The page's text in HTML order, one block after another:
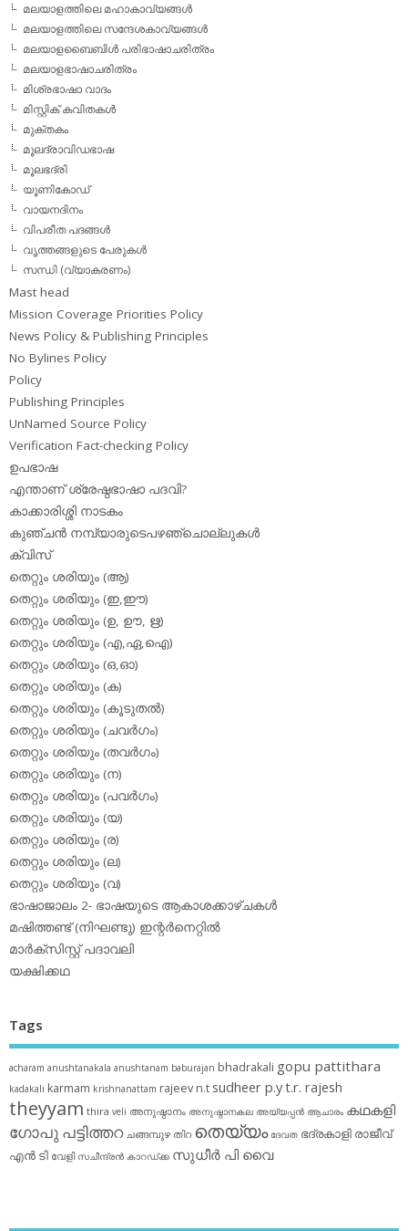
മലയാളത്തിലെ മഹാകാവ്യങ്ങള്‍
മലയാളത്തിലെ സന്ദേശകാവ്യങ്ങള്‍
മലയാളബൈബിള്‍ പരിഭാഷാചരിത്രം
മലയാളഭാഷാചരിത്രം
മിശ്രഭാഷാ വാദം
മിസ്റ്റിക് കവിതകള്‍
മുക്തകം
മൂലദ്രാവിഡഭാഷ
മൂലഭദ്രി
യൂണികോഡ്
വായനദിനം
വിപരീത പദങ്ങള്‍
വൃത്തങ്ങളുടെ പേരുകള്‍
സന്ധി (വ്യാകരണം)
Mast head
Mission Coverage Priorities Policy
News Policy & Publishing Principles
No Bylines Policy
Policy
Publishing Principles
UnNamed Source Policy
Verification Fact-checking Policy
ഉപഭാഷ
എന്താണ് ശ്രേഷ്ഠഭാഷാ പദവി?
കാക്കാരിശ്ശി നാടകം
കുഞ്ചന്‍ നമ്പ്യാരുടെപഴഞ്ചൊല്ലുകള്‍
ക്വിസ്
തെറ്റും ശരിയും (ആ)
തെറ്റും ശരിയും (ഇ,ഈ)
തെറ്റും ശരിയും (ഉ, ഊ, ഋ)
തെറ്റും ശരിയും (എ,ഏ,ഐ)
തെറ്റും ശരിയും (ഒ,ഓ)
തെറ്റും ശരിയും (ക)
തെറ്റും ശരിയും (കൂടുതല്‍)
തെറ്റും ശരിയും (ചവര്‍ഗം)
തെറ്റും ശരിയും (തവര്‍ഗം)
തെറ്റും ശരിയും (ന)
തെറ്റും ശരിയും (പവര്‍ഗം)
തെറ്റും ശരിയും (യ)
തെറ്റും ശരിയും (ര)
തെറ്റും ശരിയും (ല)
തെറ്റും ശരിയും (വ)
ഭാഷാജാലം 2- ഭാഷയുടെ ആകാശക്കാഴ്ചകള്‍
മഷിത്തണ്ട് (നിഘണ്ടു) ഇന്റര്‍നെറ്റില്‍
മാര്‍ക്‌സിസ്റ്റ് പദാവലി
യക്ഷിക്കഥ
Tags
acharam anushtanakala anushtanam baburajan bhadrakali gopu pattithara
kadakali karmam krishnanattam rajeev n.t sudheer p.yt.r. rajesh
theyyam thira veli അനുഷ്ഠാനം അനുഷ്ഠാനകല അയ്യപ്പന്‍ ആചാരം കഥകളി
ഗോപു പട്ടിത്തറ ചങ്ങമ്പുഴ തിറ തെയ്യം ദേവത ഭദ്രകാളി രാജീവ്
എൻ ടി വേളി സചീന്ദ്രന്‍ കാറഡ്ക്ക സുധീര്‍ പി വൈ